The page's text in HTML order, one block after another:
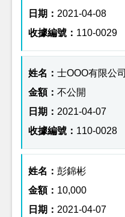
2021-04-08
110-0029
士OOO有限公司
不公開
2021-04-07
110-0028
彭錦彬
10,000
2021-04-07